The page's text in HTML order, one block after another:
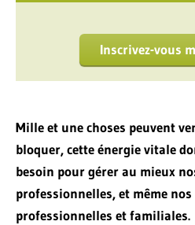
Inscrivez-vous
Mille et une choses peuvent
bloquer, cette énergie vitale
besoin pour gérer au mieux
professionnelles, et même
professionnelles et familiales.